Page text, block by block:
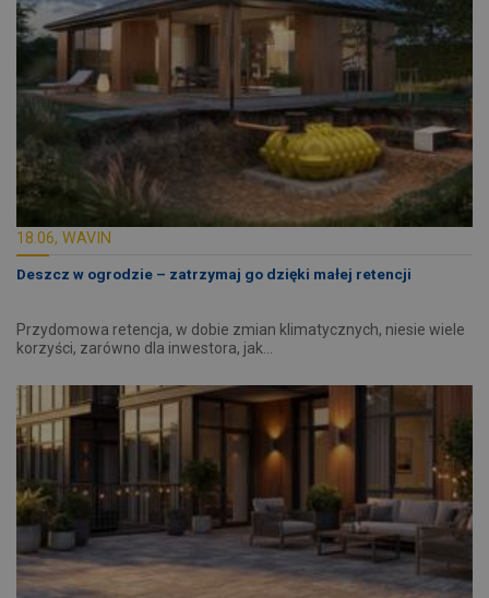
18.06, WAVIN
Deszcz w ogrodzie – zatrzymaj go dzięki małej retencji
Przydomowa retencja, w dobie zmian klimatycznych, niesie wiele
korzyści, zarówno dla inwestora, jak…